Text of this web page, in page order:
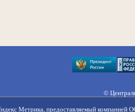
©
Метрика, предоставляемый